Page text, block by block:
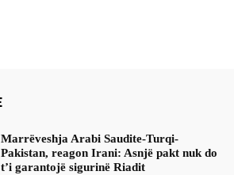
Marrëveshja Arabi Saudite-Turqi-
Pakistan, reagon Irani: Asnjë pakt nuk do
t’i garantojë sigurinë Riadit